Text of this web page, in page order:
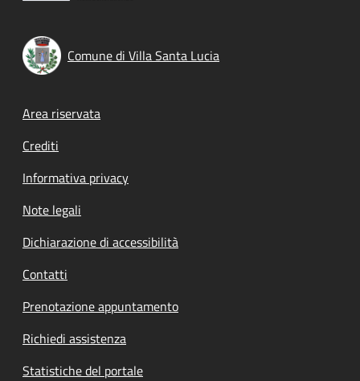
Comune di Villa Santa Lucia
Footer menu
Area riservata
Crediti
Informativa privacy
Note legali
Dichiarazione di accessibilità
Contatti
Prenotazione appuntamento
Richiedi assistenza
Statistiche del portale